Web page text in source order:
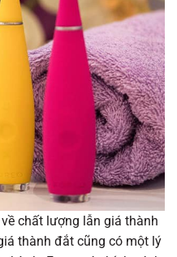
chất lượng lẫn giá thành
thành đắt cũng có một lý